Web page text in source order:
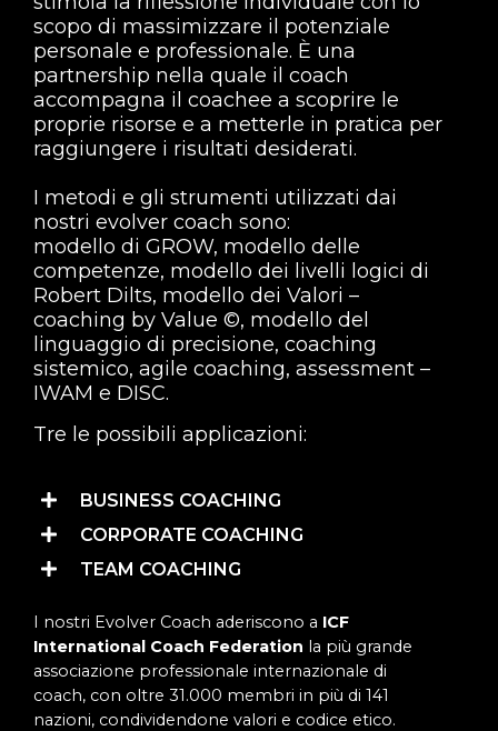
scopo di massimizzare il potenziale
personale e professionale. È una
partnership nella quale il coach
accompagna il coachee a scoprire le
proprie risorse e a metterle in pratica per
raggiungere i risultati desiderati.
I metodi e gli strumenti utilizzati dai
nostri evolver coach sono:
modello di GROW, modello delle
competenze, modello dei livelli logici di
Robert Dilts, modello dei Valori –
coaching by Value ©, modello del
linguaggio di precisione, coaching
sistemico, agile coaching, assessment –
IWAM e DISC.
Tre le possibili applicazioni:
BUSINESS COACHING
CORPORATE COACHING
TEAM COACHING
I nostri Evolver Coach aderiscono a ICF
International Coach Federation la più grande
associazione professionale internazionale di
coach, con oltre 31.000 membri in più di 141
nazioni, condividendone valori e codice etico.